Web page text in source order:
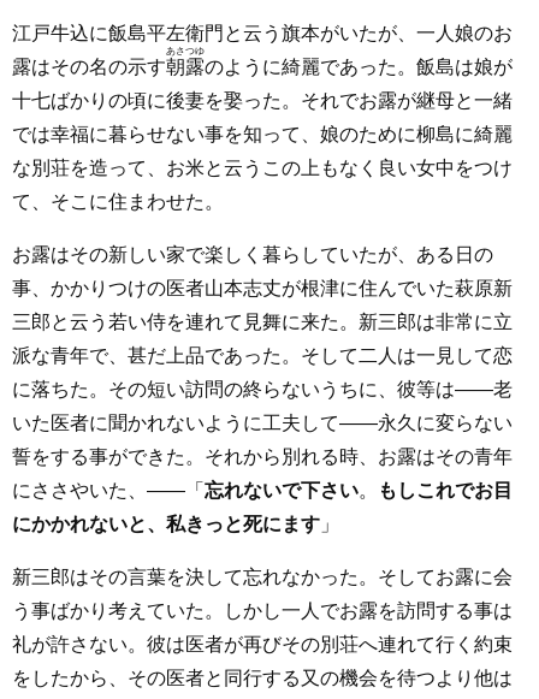
江戸牛込に飯島平左衛門と云う旗本がいたが、一人娘のお
露はその名の示す朝露
あさつゆ
のように綺麗であった。飯島は娘が
十七ばかりの頃に後妻を娶った。それでお露が継母と一緒
では幸福に暮らせない事を知って、娘のために柳島に綺麗
な別荘を造って、お米と云うこの上もなく良い女中をつけ
て、そこに住まわせた。
お露はその新しい家で楽しく暮らしていたが、ある日の
事、かかりつけの医者山本志丈が根津に住んでいた萩原新
三郎と云う若い侍を連れて見舞に来た。新三郎は非常に立
派な青年で、甚だ上品であった。そして二人は一見して恋
に落ちた。その短い訪問の終らないうちに、彼等は――老
いた医者に聞かれないように工夫して――永久に変らない
誓をする事ができた。それから別れる時、お露はその青年
にささやいた、――「 忘れないで下さい。
もしこれでお目
にかかれないと、私きっと死にます 」
新三郎はその言葉を決して忘れなかった。そしてお露に会
う事ばかり考えていた。しかし一人でお露を訪問する事は
礼が許さない。彼は医者が再びその別荘へ連れて行く約束
をしたから、その医者と同行する又の機会を待つより他は